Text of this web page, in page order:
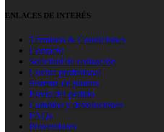
ENLACES DE INTERÉS
Términos & Condiciones
Contacto
Solicitud de cotización
Cuenta profesional
Sistema de puntos
Envío del pedido
Cambios y devoluciones
FAQs
Proveedores